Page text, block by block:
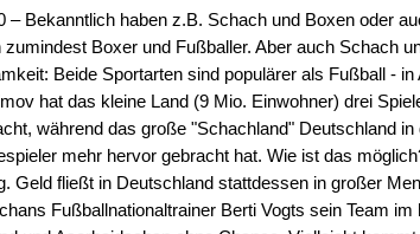
– Bekanntlich haben z.B. Schach und Boxen oder
zumindest Boxer und Fußballer. Aber auch Schach
Beide Sportarten sind populärer als Fußball -
hat das kleine Land (9 Mio. Einwohner) drei
während das große "Schachland" Deutschland
mehr hervor gebracht hat. Wie ist das
Geld fließt in Deutschland stattdessen in großer
Fußballnationaltrainer Berti Vogts sein Team